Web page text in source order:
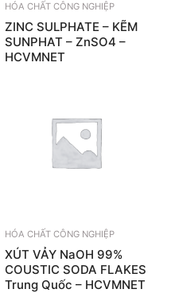
HÓA CHẤT CÔNG NGHIỆP
ZINC SULPHATE – KẼM
SUNPHAT – ZnSO4 –
HCVMNET
HÓA CHẤT CÔNG NGHIỆP
XÚT VẢY NaOH 99%
COUSTIC SODA FLAKES
Trung Quốc – HCVMNET